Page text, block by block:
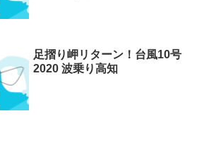
足摺り岬リターン！台風10号
2020 波乗り高知